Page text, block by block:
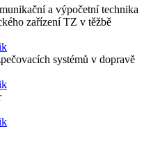
a výpočetní technika
zařízení TZ v těžbě
systémů v dopravě